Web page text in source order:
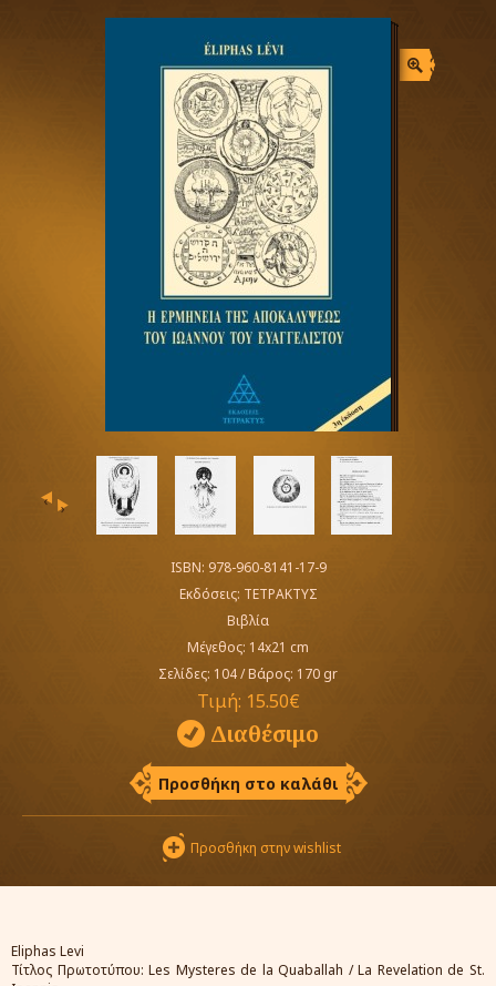
‹ ›
ISBN: 978-960-8141-17-9
Εκδόσεις: ΤΕΤΡΑΚΤΥΣ
Βιβλία
Μέγεθος: 14x21 cm
Σελίδες: 104/Βάρος: 170 gr
Τιμή: 15.50€
Διαθέσιμο
Προσθήκη στο καλάθι
Προσθήκη στην wishlist
Eliphas Levi
Τίτλος Πρωτοτύπου: Les Mysteres de la Quaballah / La Revelation de St.